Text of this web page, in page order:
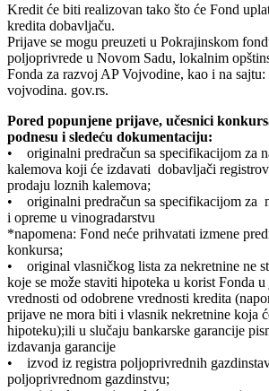
Kredit će biti realizovan tako što će Fond
kredita dobavljaču.
Prijave se mogu preuzeti u Pokrajinskom
poljoprivrede u Novom Sadu, lokalnim
Fonda za razvoj AP Vojvodine, kao i na
vojvodina. gov.rs.
Pored popunjene prijave, učesnici
podnesu i sledeću dokumentaciju:
• originalni predračun sa specifikacijom za
kalemova koji će izdavati dobavljači
prodaju loznih kalemova;
• originalni predračun sa specifikacijom za
i opreme u vinogradarstvu
*napomena: Fond neće prihvatati izmene
konkursa;
• original vlasničkog lista za nekretnine ne
koje se može staviti hipoteka u korist Fonda
vrednosti od odobrene vrednosti kredita
prijave ne mora biti i vlasnik nekretnine koja
hipoteku);ili u slučaju bankarske garancije
izdavanja garancije
• izvod iz registra poljoprivrednih
poljoprivrednom gazdinstvu;